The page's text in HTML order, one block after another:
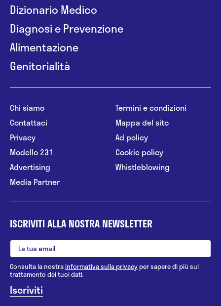
Dizionario Medico
Diagnosi e Prevenzione
Alimentazione
Genitorialità
Chi siamo
Contattaci
Privacy
Modello 231
Advertising
Media Partner
Termini e condizioni
Mappa del sito
Ad policy
Cookie policy
Whistleblowing
ISCRIVITI ALLA NOSTRA NEWSLETTER
Consulta la nostrainformativa sulla privacy per sapere di più sul
trattamento dei tuoi dati.